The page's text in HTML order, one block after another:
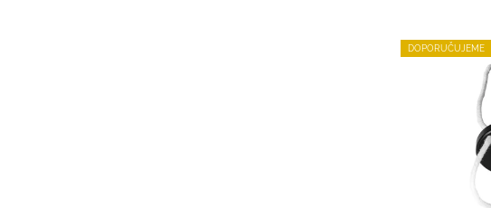
DOPORUČUJEME